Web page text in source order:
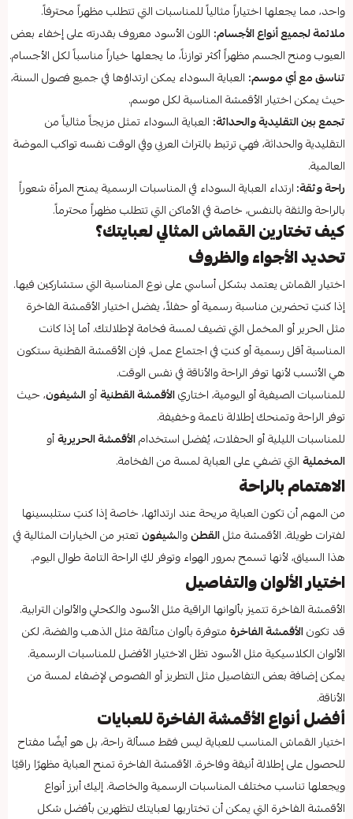
واحد، مما يجعلها اختياراً مثالياً للمناسبات التي تتطلب مظهراً محترفاً.
ملائمة لجميع أنواع الأجسام: اللون الأسود معروف بقدرته على إخفاء بعض
العيوب ومنح الجسم مظهراً أكثر توازناً، ما يجعلها خياراً مناسباً لكل الأجسام.
تناسق مع أي موسم: العباية السوداء يمكن ارتداؤها في جميع فصول السنة،
حيث يمكن اختيار الأقمشة المناسبة لكل موسم.
تجمع بين التقليدية والحداثة: العباية السوداء تمثل مزيجاً مثالياً من
التقليدية والحداثة، فهي ترتبط بالتراث العربي وفي الوقت نفسه تواكب الموضة
العالمية.
راحة وثقة:ارتداء العباية السوداء في المناسبات الرسمية يمنح المرأة شعوراً
بالراحة والثقة بالنفس، خاصة في الأماكن التي تتطلب مظهراً محترماً.
كيف تختارين القماش المثالي لعبايتك؟
تحديد الأجواء والظروف
اختيار القماش يعتمد بشكل أساسي على نوع المناسبة التي ستشاركين فيها.
إذا كنتِ تحضرين مناسبة رسمية أو حفلاً، يفضل اختيار الأقمشة الفاخرة
مثل الحرير أو المخمل التي تضيف لمسة فخامة لإطلالتك. أما إذا كانت
المناسبة أقل رسمية أو كنتِ في اجتماع عمل، فإن الأقمشة القطنية ستكون
هي الأنسب لأنها توفر الراحة والأناقة في نفس الوقت.
للمناسبات الصيفية أو اليومية، اختاريالأقمشة القطنيةأوالشيفون، حيث
توفر الراحة وتمنحك إطلالة ناعمة وخفيفة.
للمناسبات الليلية أو الحفلات، يُفضل استخدامالأقمشة الحريريةأو
المخمليةالتي تضفي على العباية لمسة من الفخامة.
الاهتمام بالراحة
من المهم أن تكون العباية مريحة عند ارتدائها، خاصة إذا كنتِ ستلبسينها
لفترات طويلة. الأقمشة مثلالقطنوالشيفونتعتبر من الخيارات المثالية في
هذا السياق، لأنها تسمح بمرور الهواء وتوفر لكِ الراحة التامة طوال اليوم.
اختيار الألوان والتفاصيل
الأقمشة الفاخرة تتميز بألوانها الراقية مثل الأسود والكحلي والألوان الترابية.
قد تكونالأقمشة الفاخرةمتوفرة بألوان متألقة مثل الذهب والفضة، لكن
الألوان الكلاسيكية مثل الأسود تظل الاختيار الأفضل للمناسبات الرسمية.
يمكن إضافة بعض التفاصيل مثل التطريز أو الفصوص لإضفاء لمسة من
الأناقة.
أفضل أنواع الأقمشة الفاخرة للعبايات
اختيار القماش المناسب للعباية ليس فقط مسألة راحة، بل هو أيضًا مفتاح
للحصول على إطلالة أنيقة وفاخرة. الأقمشة الفاخرة تمنح العباية مظهرًا راقيًا
ويجعلها تناسب مختلف المناسبات الرسمية والخاصة. إليك أبرز أنواع
الأقمشة الفاخرة التي يمكن أن تختاريها لعبايتك لتظهرين بأفضل شكل